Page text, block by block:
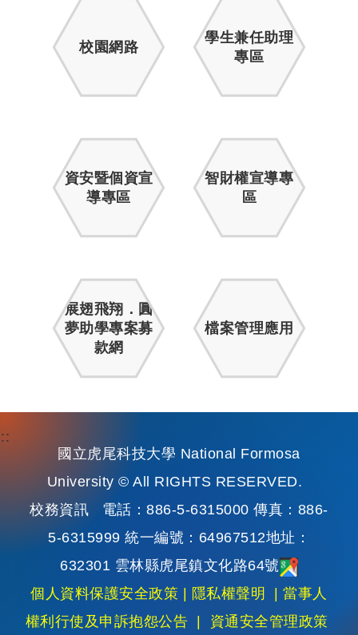
校園網路
學生兼任助理
專區
資安暨個資宣
導專區
智財權宣導專
區
展翅飛翔．圓
夢助學專案募
款網
檔案管理應用
國立虎尾科技大學 National Formosa
University © All RIGHTS RESERVED.
校務資訊 電話：886-5-6315000 傳真：886-
5-6315999 統一編號：64967512地址：
632301 雲林縣虎尾鎮文化路64號
個人資料保護安全政策
隱私權聲明 |當事人
權利行使及申訴抱怨公告
資通安全管理政策